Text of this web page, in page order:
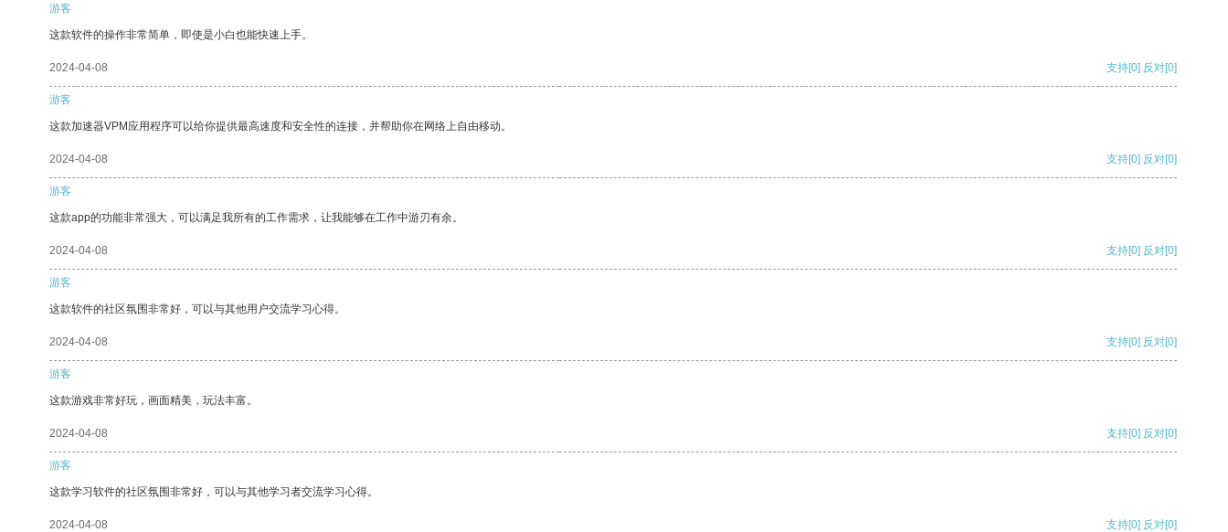
游客
这款软件的操作非常简单，即使是小白也能快速上手。
2024-04-08 支持[0] 反对[0]
游客
这款加速器VPM应用程序可以给你提供最高速度和安全性的连接，并帮助你在网络上自由移动。
2024-04-08 支持[0] 反对[0]
游客
这款app的功能非常强大，可以满足我所有的工作需求，让我能够在工作中游刃有余。
2024-04-08 支持[0] 反对[0]
游客
这款软件的社区氛围非常好，可以与其他用户交流学习心得。
2024-04-08 支持[0] 反对[0]
游客
这款游戏非常好玩，画面精美，玩法丰富。
2024-04-08 支持[0] 反对[0]
游客
这款学习软件的社区氛围非常好，可以与其他学习者交流学习心得。
2024-04-08 支持[0] 反对[0]